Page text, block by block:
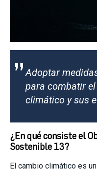
” Adoptar
para combatir
climático y sus
¿En qué consiste el
Sostenible 13?
El cambio climático es